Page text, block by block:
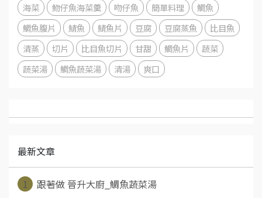
海菜
魩仔魚海菜羹 吻仔魚 簡單料理
鯛魚
鯛魚腹片
鯖魚 鯖魚片 豆腐 豆腐蒸魚
比目魚
清蒸
切片 比目魚切片 甘甜 鯛魚片
蔬菜
蔬菜湯
鯛魚蔬菜湯 清湯 爽口
最新文章
1
跟著做 晉升大廚_鯛魚蔬菜湯